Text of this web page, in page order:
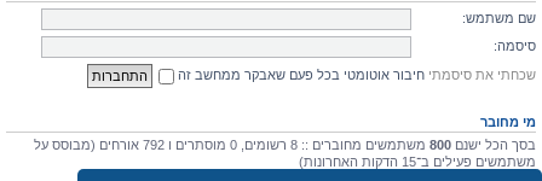
שם משתמש:
סיסמה:
שכחתי את סיסמתי חיבור אוטומטי בכל פעם שאבקר ממחשב זה
מי מחובר
בסך הכל ישנם 800
משתמשים מחוברים :: 8 רשומים, 0 מוסתרים ו 792 אורחים (מבוסס על
משתמשים פעילים ב־15 הדקות האחרונות)